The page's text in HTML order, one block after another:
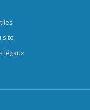
site
légaux